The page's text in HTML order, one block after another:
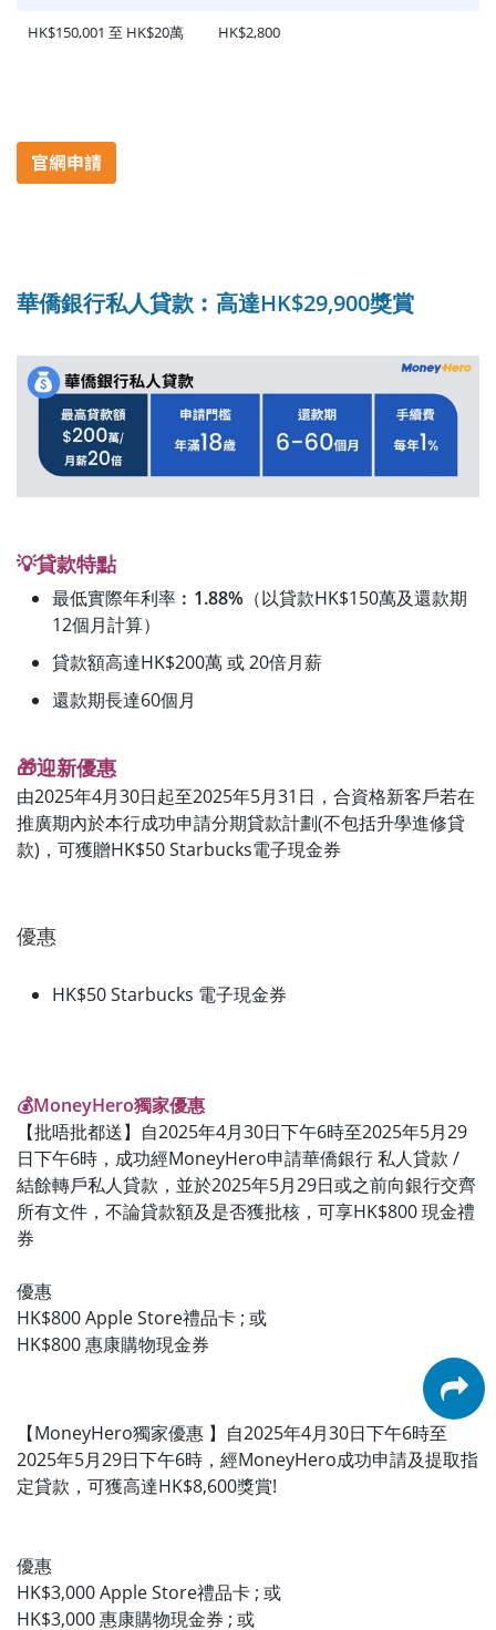
HK$150,001 至 HK$20萬 HK$2,800
華僑銀行私人貸款︰高達HK$29,900獎賞
💡貸款特點
最低實際年利率︰ 1.88% （以貸款HK$150萬及還款期
12個月計算）
貸款額高達HK$200萬 或 20倍月薪
還款期長達60個月
🎁迎新優惠
由2025年4月30日起至2025年5月31日，合資格新客戶若在
推廣期內於本行成功申請分期貸款計劃(不包括升學進修貸
款)，可獲贈HK$50 Starbucks電子現金券
優惠
HK$50 Starbucks 電子現金券
💰MoneyHero獨家優惠
【批唔批都送】自2025年4月30日下午6時至2025年5月29
日下午6時，成功經MoneyHero申請華僑銀行 私人貸款 /
結餘轉戶私人貸款，並於2025年5月29日或之前向銀行交齊
所有文件，不論貸款額及是否獲批核，可享HK$800 現金禮
券
優惠
HK$800 Apple Store禮品卡 ; 或
HK$800 惠康購物現金券
【MoneyHero獨家優惠 】自2025年4月30日下午6時至
2025年5月29日下午6時，經MoneyHero成功申請及提取指
定貸款，可獲高達HK$8,600獎賞!
優惠
HK$3,000 Apple Store禮品卡 ; 或
HK$3,000 惠康購物現金券 ; 或